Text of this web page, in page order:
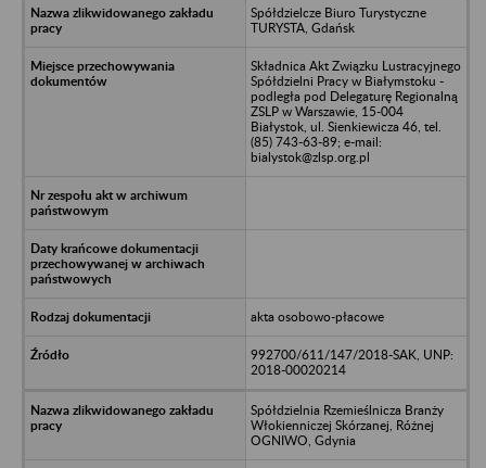
Spółdzielcze Biuro Turystyczne
TURYSTA, Gdańsk
Składnica Akt Związku Lustracyjnego
Spółdzielni Pracy w Białymstoku -
podległa pod Delegaturę Regionalną
ZSLP w Warszawie, 15-004
Białystok, ul. Sienkiewicza 46, tel.
(85) 743-63-89; e-mail:
bialystok@zlsp.org.pl
akta osobowo-płacowe
992700/611/147/2018-SAK, UNP:
2018-00020214
Spółdzielnia Rzemieślnicza Branży
Włokienniczej Skórzanej, Różnej
OGNIWO, Gdynia